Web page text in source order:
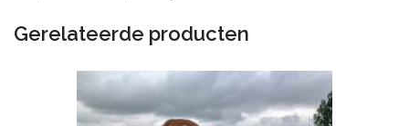
Gerelateerde producten